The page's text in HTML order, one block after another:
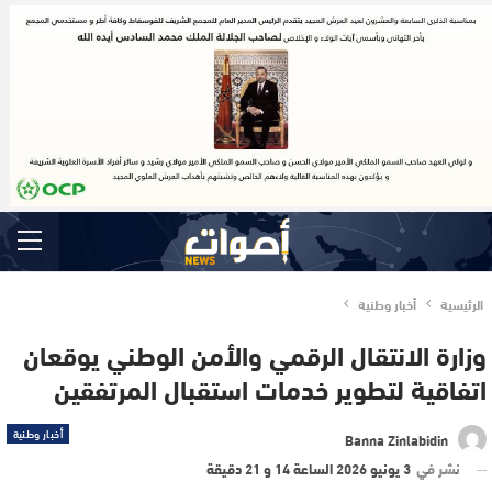
الرئيسية أخبار وطنية
وزارة الانتقال الرقمي والأمن الوطني يوقعان
اتفاقية لتطوير خدمات استقبال المرتفقين
أخبار وطنية
Banna Zinlabidin
نشر في 3 يونيو 2026 الساعة 14 و 21 دقيقة